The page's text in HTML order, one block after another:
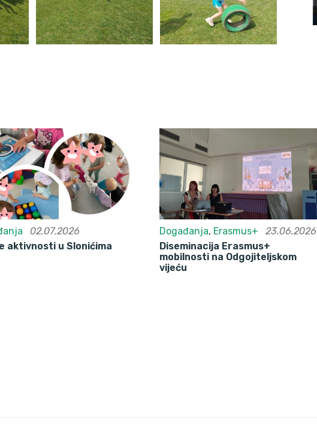
02.07.2026
aktivnosti u Slonićima
Događanja, Erasmus+
23.06.2026
Diseminacija Erasmus+
mobilnosti na Odgojiteljskom
vijeću